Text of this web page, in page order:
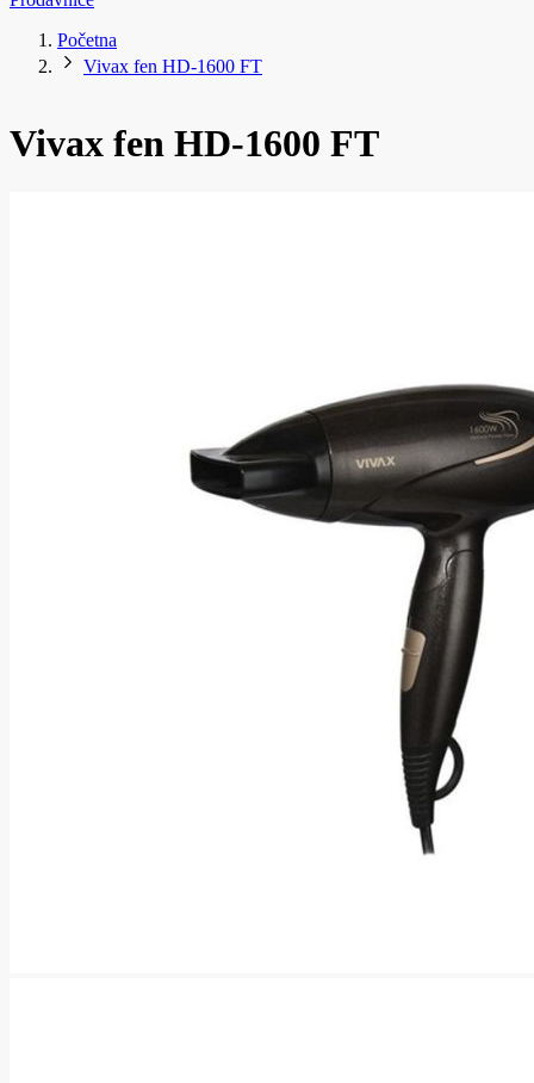
Početna
Vivax fen HD-1600 FT
Vivax fen HD-1600 FT